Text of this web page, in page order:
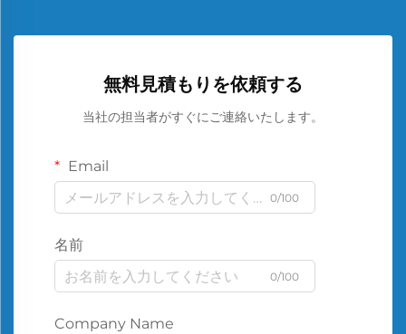
無料見積もりを依頼する
当社の担当者がすぐにご連絡いたします。
Email
0/100
名前
0/100
Company Name